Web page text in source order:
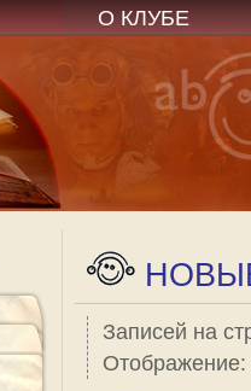
О КЛУБЕ
Записей на
Отображение: